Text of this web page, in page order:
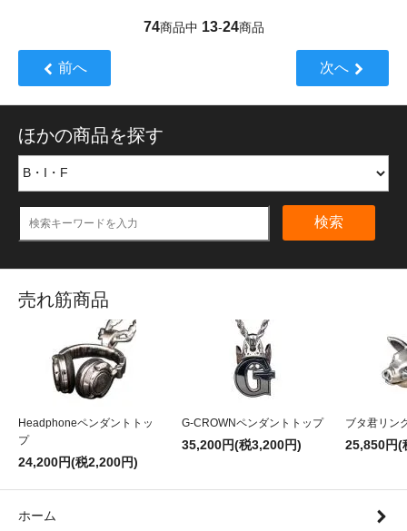
74商品中 13-24商品
前へ 次へ
ほかの商品を探す
検索
売れ筋商品
Headphoneペンダントトッ
プ
24,200円(税2,200円)
G-CROWNペンダントトップ
35,200円(税3,200円)
ブタ君リン
25,850円(
ホーム